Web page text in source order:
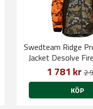
Swedteam Ridge
Jacket Desolve
1 781 kr2
KÖP